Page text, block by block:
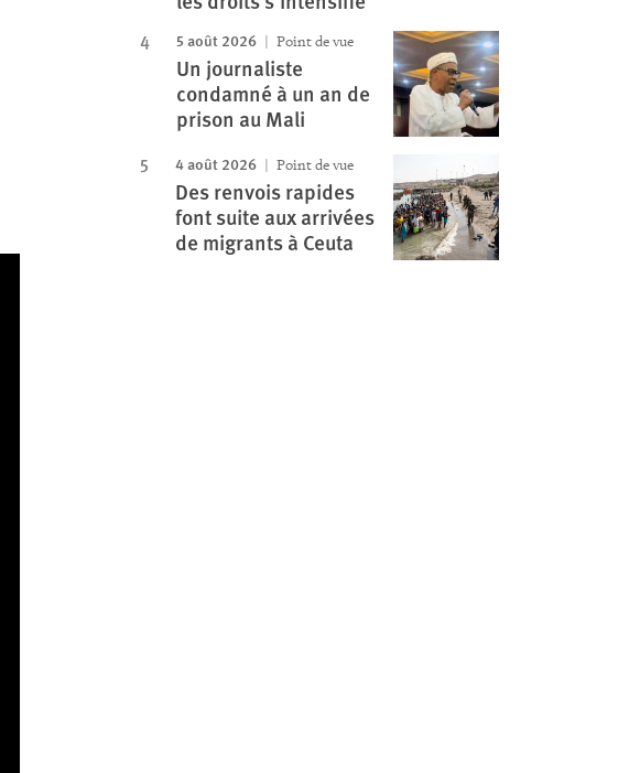
5 août 2026 Point de vue
Un journaliste
condamné à un an de
prison au Mali
4 août 2026 Point de vue
Des renvois rapides
font suite aux arrivées
de migrants à Ceuta